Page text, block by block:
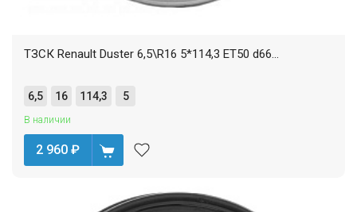
ТЗСК Renault Duster 6,5\R16 5*114,3 ET50 d66...
6,5 16 114,3 5
В наличии
2 960 ₽